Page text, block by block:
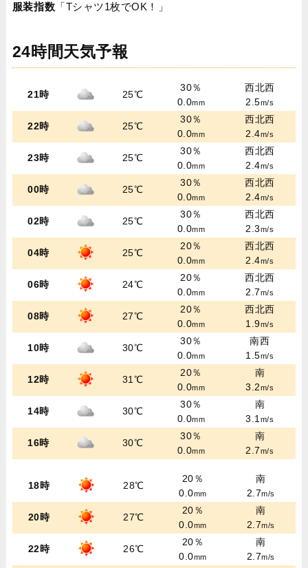
服装指数 「Tシャツ1枚でOK！」
24時間天気予報
21時 25℃
30％
0.0mm
西北西
2.5m/s
22時 25℃
30％
0.0mm
西北西
2.4m/s
23時 25℃
30％
0.0mm
西北西
2.4m/s
00時 25℃
30％
0.0mm
西北西
2.4m/s
02時 25℃
30％
0.0mm
西北西
2.3m/s
04時 25℃
20％
0.0mm
西北西
2.4m/s
06時 24℃
20％
0.0mm
西北西
2.7m/s
08時 27℃
20％
0.0mm
西北西
1.9m/s
10時 30℃
30％
0.0mm
南西
1.5m/s
12時 31℃
20％
0.0mm
南
3.2m/s
14時 30℃
30％
0.0mm
南
3.1m/s
16時 30℃
30％
0.0mm
南
2.7m/s
18時 28℃
20％
0.0mm
南
2.7m/s
20時 27℃
20％
0.0mm
南
2.7m/s
22時 26℃
20％
0.0mm
南
2.7m/s